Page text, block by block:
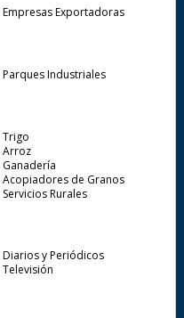
Empresas Exportadoras
Parques Industriales
Trigo
Arroz
Ganadería
Acopiadores de Granos
Servicios Rurales
Diarios y Periódicos
Televisión